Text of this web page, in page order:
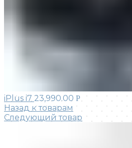
iPlus i7 23,990.00 Р
Назад к товарам
Следующий товар